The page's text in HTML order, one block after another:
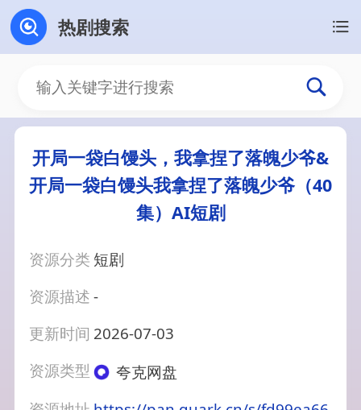
热剧搜索
开局一袋白馒头，我拿捏了落魄少爷&
开局一袋白馒头我拿捏了落魄少爷（40
集）AI短剧
资源分类 短剧
资源描述-
更新时间 2026-07-03
资源类型
夸克网盘